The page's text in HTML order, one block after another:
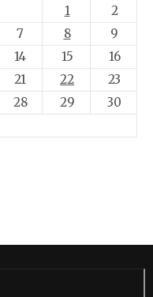
1
2
7 8
9
14 15
16
21 22
23
28 29
30